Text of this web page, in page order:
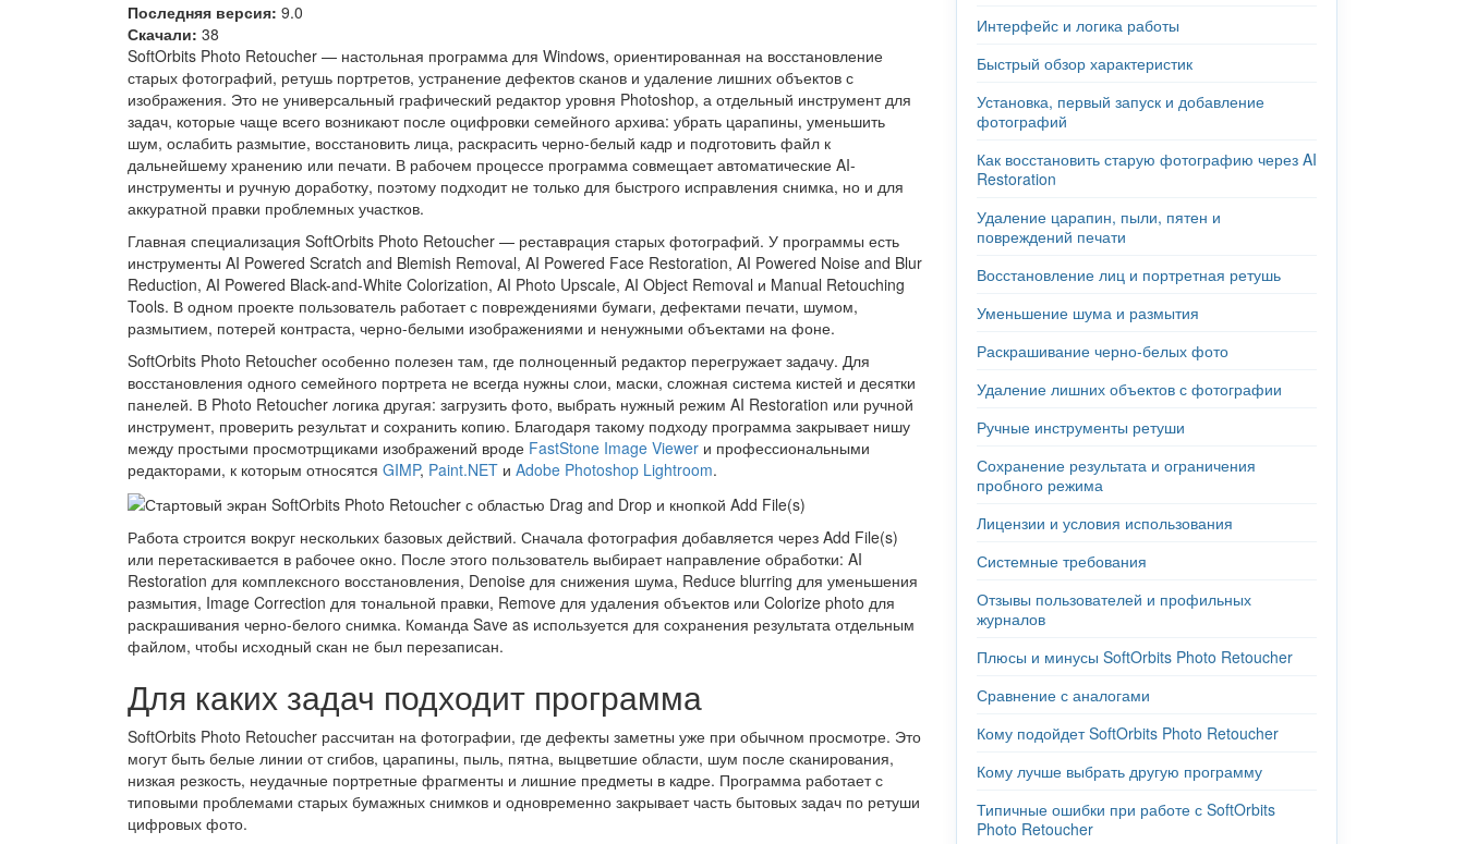
Последняя версия: 9.0
Скачали: 38
SoftOrbits Photo Retoucher — настольная программа для Windows, ориентированная на восстановление
старых фотографий, ретушь портретов, устранение дефектов сканов и удаление лишних объектов с
изображения. Это не универсальный графический редактор уровня Photoshop, а отдельный инструмент для
задач, которые чаще всего возникают после оцифровки семейного архива: убрать царапины, уменьшить
шум, ослабить размытие, восстановить лица, раскрасить черно-белый кадр и подготовить файл к
дальнейшему хранению или печати. В рабочем процессе программа совмещает автоматические AI-
инструменты и ручную доработку, поэтому подходит не только для быстрого исправления снимка, но и для
аккуратной правки проблемных участков.
Главная специализация SoftOrbits Photo Retoucher — реставрация старых фотографий. У программы есть
инструменты AI Powered Scratch and Blemish Removal, AI Powered Face Restoration, AI Powered Noise and Blur
Reduction, AI Powered Black-and-White Colorization, AI Photo Upscale, AI Object Removal и Manual Retouching
Tools. В одном проекте пользователь работает с повреждениями бумаги, дефектами печати, шумом,
размытием, потерей контраста, черно-белыми изображениями и ненужными объектами на фоне.
SoftOrbits Photo Retoucher особенно полезен там, где полноценный редактор перегружает задачу. Для
восстановления одного семейного портрета не всегда нужны слои, маски, сложная система кистей и десятки
панелей. В Photo Retoucher логика другая: загрузить фото, выбрать нужный режим AI Restoration или ручной
инструмент, проверить результат и сохранить копию. Благодаря такому подходу программа закрывает нишу
между простыми просмотрщиками изображений вроде FastStone Image Viewer и профессиональными
редакторами, к которым относятся GIMP, Paint.NET и Adobe Photoshop Lightroom.
Работа строится вокруг нескольких базовых действий. Сначала фотография добавляется через Add File(s)
или перетаскивается в рабочее окно. После этого пользователь выбирает направление обработки: AI
Restoration для комплексного восстановления, Denoise для снижения шума, Reduce blurring для уменьшения
размытия, Image Correction для тональной правки, Remove для удаления объектов или Colorize photo для
раскрашивания черно-белого снимка. Команда Save as используется для сохранения результата отдельным
файлом, чтобы исходный скан не был перезаписан.
Для каких задач подходит программа
SoftOrbits Photo Retoucher рассчитан на фотографии, где дефекты заметны уже при обычном просмотре. Это
могут быть белые линии от сгибов, царапины, пыль, пятна, выцветшие области, шум после сканирования,
низкая резкость, неудачные портретные фрагменты и лишние предметы в кадре. Программа работает с
типовыми проблемами старых бумажных снимков и одновременно закрывает часть бытовых задач по ретуши
цифровых фото.
Интерфейс и логика работы
Быстрый обзор характеристик
Установка, первый запуск и добавление
фотографий
Как восстановить старую фотографию через AI
Restoration
Удаление царапин, пыли, пятен и
повреждений печати
Восстановление лиц и портретная ретушь
Уменьшение шума и размытия
Раскрашивание черно-белых фото
Удаление лишних объектов с фотографии
Ручные инструменты ретуши
Сохранение результата и ограничения
пробного режима
Лицензии и условия использования
Системные требования
Отзывы пользователей и профильных
журналов
Плюсы и минусы SoftOrbits Photo Retoucher
Сравнение с аналогами
Кому подойдет SoftOrbits Photo Retoucher
Кому лучше выбрать другую программу
Типичные ошибки при работе с SoftOrbits
Photo Retoucher